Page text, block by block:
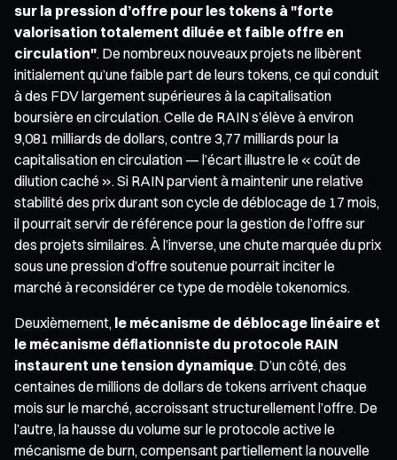
sur la pression d’offre pour les tokens à "forte
valorisation totalement diluée et faible offre en
circulation". De nombreux nouveaux projets ne libèrent
initialement qu’une faible part de leurs tokens, ce qui conduit
à des FDV largement supérieures à la capitalisation
boursière en circulation. Celle de RAIN s’élève à environ
9,081 milliards de dollars, contre 3,77 milliards pour la
capitalisation en circulation — l’écart illustre le « coût de
dilution caché ». Si RAIN parvient à maintenir une relative
stabilité des prix durant son cycle de déblocage de 17 mois,
il pourrait servir de référence pour la gestion de l’offre sur
des projets similaires. À l’inverse, une chute marquée du prix
sous une pression d’offre soutenue pourrait inciter le
marché à reconsidérer ce type de modèle tokenomics.
Deuxièmement, le mécanisme de déblocage linéaire et
le mécanisme déflationniste du protocole RAIN
instaurent une tension dynamique. D’un côté, des
centaines de millions de dollars de tokens arrivent chaque
mois sur le marché, accroissant structurellement l’offre. De
l’autre, la hausse du volume sur le protocole active le
mécanisme de burn, compensant partiellement la nouvelle